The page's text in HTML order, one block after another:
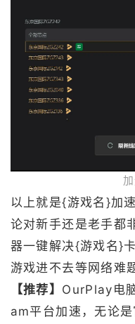
以上就是{游戏名}加
论对新手还是老手都
器一键解决{游戏名}
游戏进不去等网络难
【推荐】 OurPlay电
am平台加速，无论